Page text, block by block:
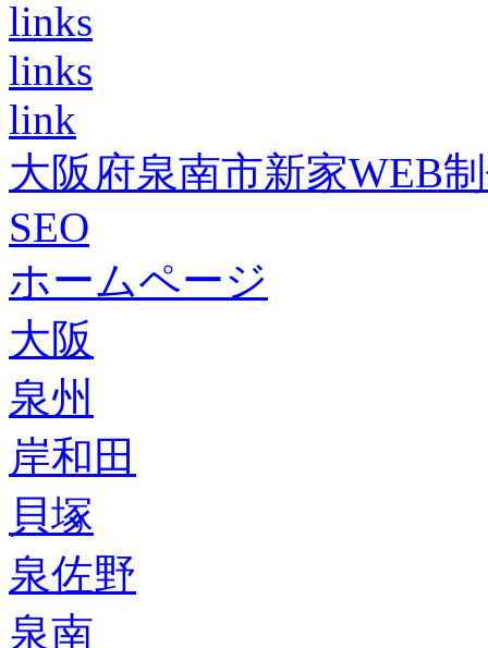
links
links
link
大阪府泉南市新家WEB
SEO
ホームページ
大阪
泉州
岸和田
貝塚
泉佐野
泉南